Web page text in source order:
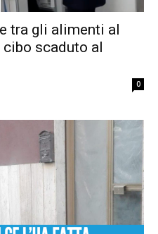
tra gli alimenti al
scaduto al
0